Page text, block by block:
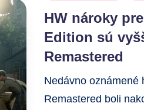
HW nároky
Edition sú
Remastered
Nedávno oznámené
Remastered boli